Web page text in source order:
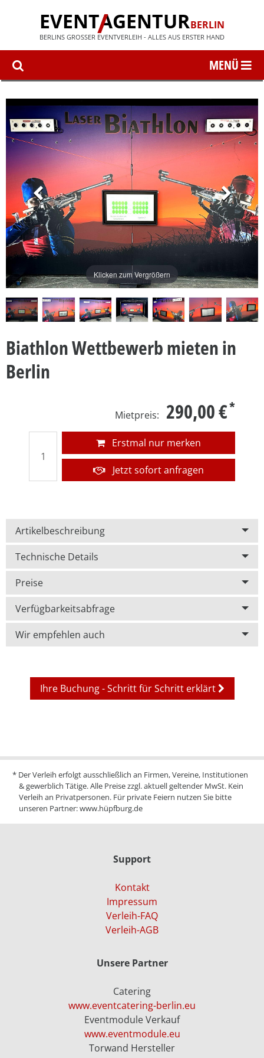
EVENTAGENTURBERLIN
BERLINS GROSSER EVENTVERLEIH - ALLES AUS ERSTER HAND
Biathlon Wettbewerb mieten in
Berlin
290,00 €
Erstmal nur merken
Jetzt sofort anfragen
Klicken zum Vergrößern
Artikelbeschreibung
Technische Details
Preise
Verfügbarkeitsabfrage
Wir empfehlen auch
Ihre Buchung - Schritt für Schritt erklärt
* Der Verleih erfolgt ausschließlich an Firmen, Vereine, Institutionen
& gewerblich Tätige. Alle Preise zzgl. aktuell geltender MwSt. Kein
Verleih an Privatpersonen. Für private Feiern nutzen Sie bitte
unseren Partner:www.hüpfburg.de
Support
Kontakt
Impressum
Verleih-FAQ
Verleih-AGB
Unsere Partner
Catering
www.eventcatering-berlin.eu
Eventmodule Verkauf
www.eventmodule.eu
Torwand Hersteller